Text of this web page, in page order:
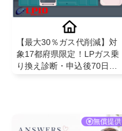
【最大30％ガス代削減】対
象17都府県限定！LPガス乗
り換え診断・申込後70日以
無償提供